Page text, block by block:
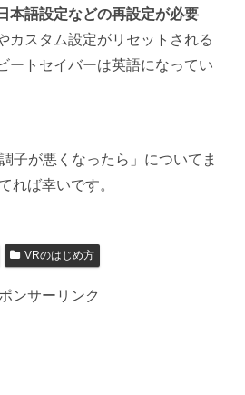
本語設定などの再設定が必要
カスタム設定がリセットされる
ートセイバーは英語になってい
子が悪くなったら」についてま
れば幸いです。
VRのはじめ方
ンサーリンク